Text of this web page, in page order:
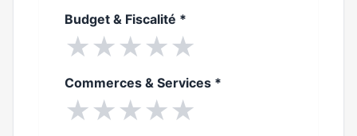
Budget & Fiscalité *
★★★★★
Commerces & Services *
★★★★★